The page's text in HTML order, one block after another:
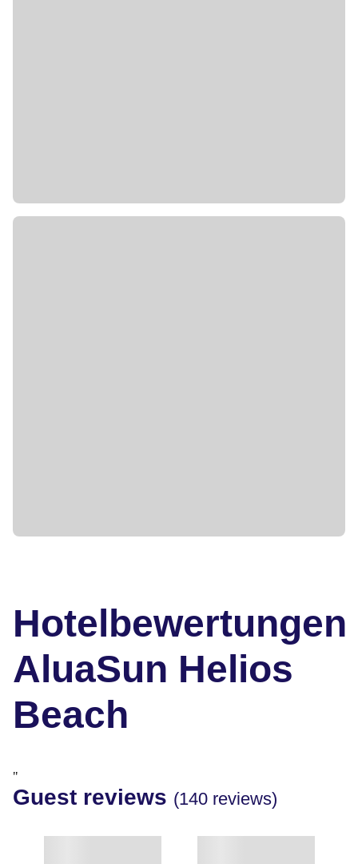
Hotelbewertungen
AluaSun Helios
Beach
"
Guest reviews (140 reviews)